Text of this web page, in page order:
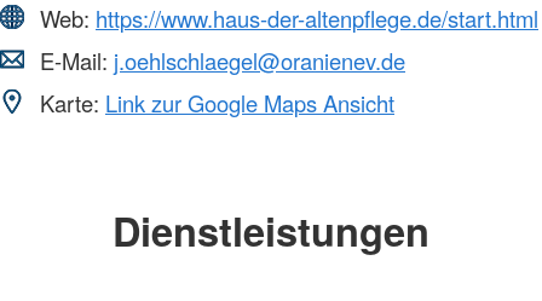
Web: https://www.haus-der-altenpflege.de/start.html
E-Mail: j.oehlschlaegel@oranienev.de
Karte: Link zur Google Maps Ansicht
Dienstleistungen